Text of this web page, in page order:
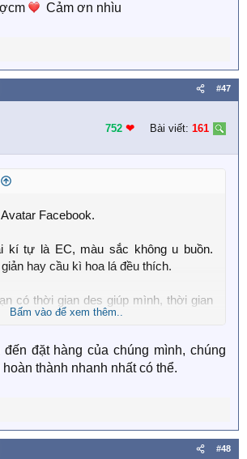
Cảm ơn nhìu
#47
752 ❤︎ Bài viết: 161
Facebook.
kí tự là EC, màu sắc không u buồn.
hay cầu kì hoa lá đều thích.
có thời gian des giúp mình, thời gian
Cảm ơn nhìu
Bấm vào để xem thêm..
đặt hàng của chúng mình, chúng
thành nhanh nhất có thể.
#48